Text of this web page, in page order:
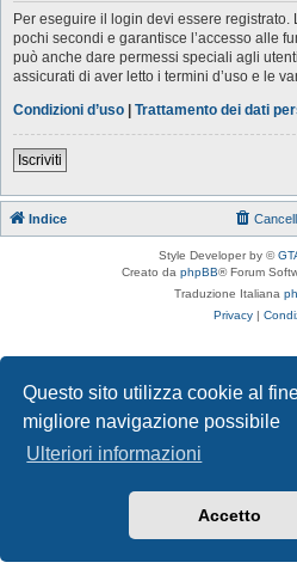
Questo sito utilizza cookie al
migliore navigazione possibile
Ulteriori informazioni
Accetto
Per eseguire il login devi essere
pochi secondi e garantisce l’accesso alle
può anche dare permessi speciali agli
assicurati di aver letto i termini d’uso e le
Condizioni d’uso | Trattamento dei dati
Iscriviti
Indice
Style Developer by ©
Creato da phpBB® Forum
Traduzione Italiana
Privacy |